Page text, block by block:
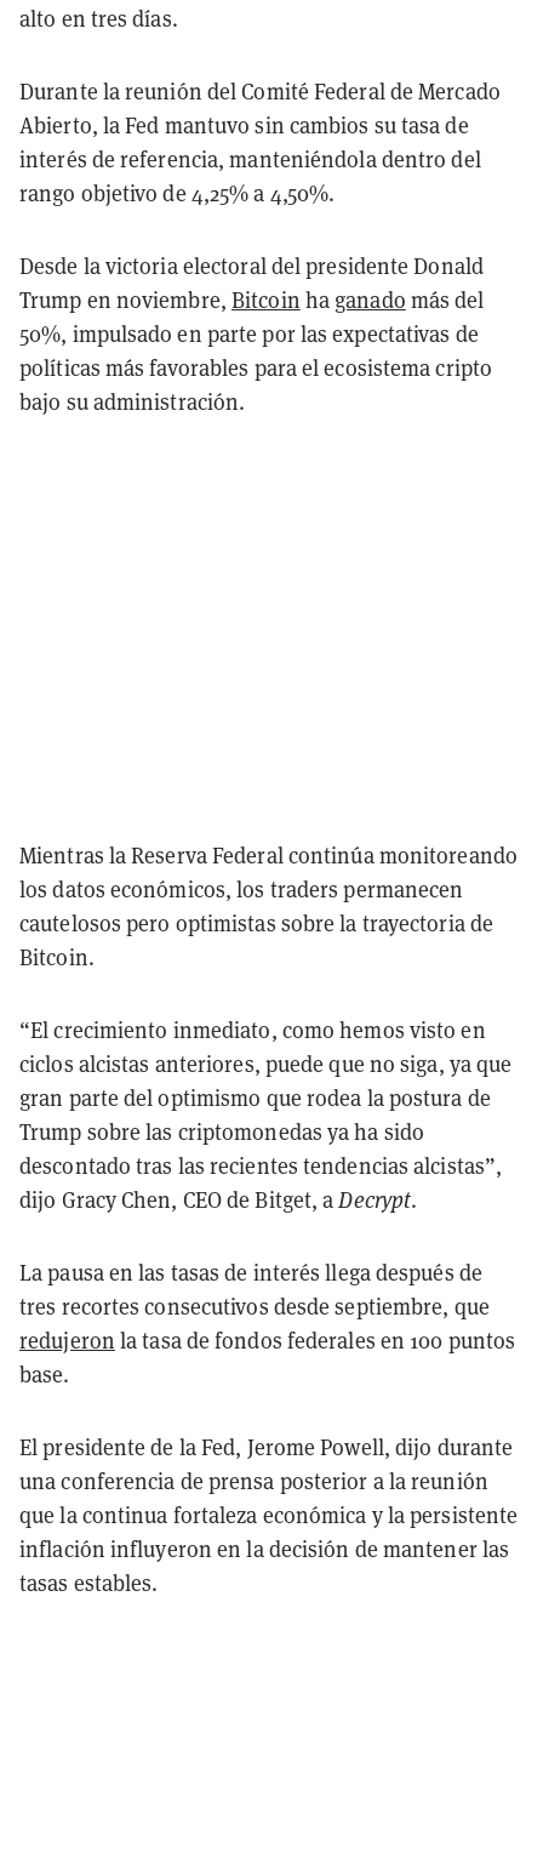
alto en tres días.
Durante la reunión del Comité Federal de Mercado
Abierto, la Fed mantuvo sin cambios su tasa de
interés de referencia, manteniéndola dentro del
rango objetivo de 4,25% a 4,50%.
Desde la victoria electoral del presidente Donald
Trump en noviembre,Bitcoin ha ganado más del
50%, impulsado en parte por las expectativas de
políticas más favorables para el ecosistema cripto
bajo su administración.
Mientras la Reserva Federal continúa monitoreando
los datos económicos, los traders permanecen
cautelosos pero optimistas sobre la trayectoria de
Bitcoin.
“El crecimiento inmediato, como hemos visto en
ciclos alcistas anteriores, puede que no siga, ya que
gran parte del optimismo que rodea la postura de
Trump sobre las criptomonedas ya ha sido
descontado tras las recientes tendencias alcistas”,
dijo Gracy Chen, CEO de Bitget, aDecrypt.
La pausa en las tasas de interés llega después de
tres recortes consecutivos desde septiembre, que
redujeron la tasa de fondos federales en 100 puntos
base.
El presidente de la Fed, Jerome Powell, dijo durante
una conferencia de prensa posterior a la reunión
que la continua fortaleza económica y la persistente
inflación influyeron en la decisión de mantener las
tasas estables.